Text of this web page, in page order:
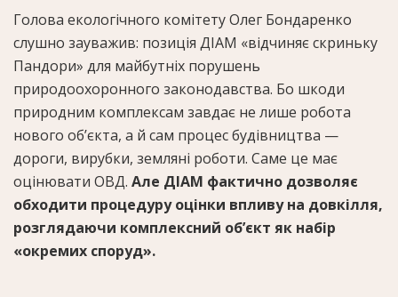
Голова екологічного комітету Олег Бондаренко
слушно зауважив: позиція ДІАМ «відчиняє скриньку
Пандори» для майбутніх порушень
природоохоронного законодавства. Бо шкоди
природним комплексам завдає не лише робота
нового об’єкта, а й сам процес будівництва —
дороги, вирубки, земляні роботи. Саме це має
оцінювати ОВД. Але ДІАМ фактично дозволяє
обходити процедуру оцінки впливу на довкілля,
розглядаючи комплексний об’єкт як набір
«окремих споруд».